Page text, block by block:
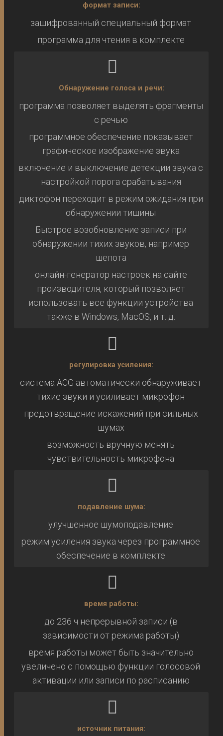
формат записи:
зашифрованный специальный формат
программа для чтения в комплекте
Обнаружение голоса и речи:
программа позволяет выделять фрагменты
с речью
программное обеспечение показывает
графическое изображение звука
включение и выключение детекции звука с
настройкой порога срабатывания
диктофон переходит в режим ожидания при
обнаружении тишины
Быстрое возобновление записи при
обнаружении тихих звуков, например
шепота
онлайн-генератор настроек на сайте
производителя, который позволяет
использовать все функции устройства
также в Windows, MacOS, и т. д.
регулировка усиления:
система ACG автоматически обнаруживает
тихие звуки и усиливает микрофон
предотвращение искажений при сильных
шумах
возможность вручную менять
чувствительность микрофона
подавление шума:
улучшенное шумоподавление
режим усиления звука через программное
обеспечение в комплекте
время работы:
до 236 ч непрерывной записи (в
зависимости от режима работы)
время работы может быть значительно
увеличено с помощью функции голосовой
активации или записи по расписанию
источник питания: